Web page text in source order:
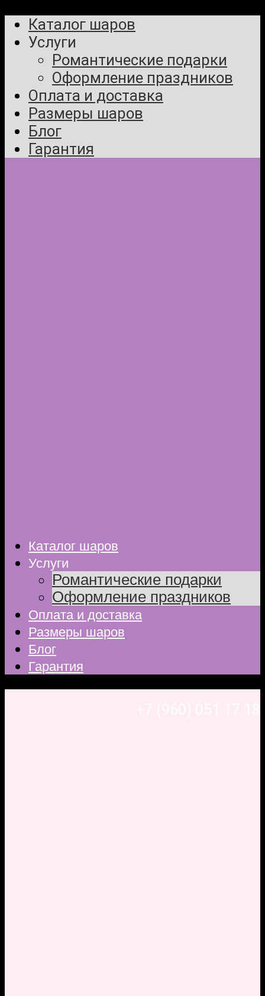
Каталог шаров
Услуги
Романтические подарки
Оформление праздников
Оплата и доставка
Размеры шаров
Блог
Гарантия
Каталог шаров
Услуги
Романтические подарки
Оформление праздников
Оплата и доставка
Размеры шаров
Блог
Гарантия